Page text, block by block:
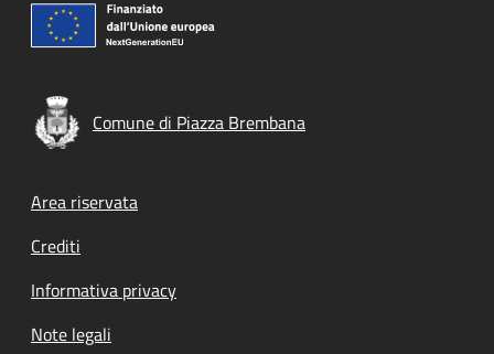
Comune di Piazza Brembana
Footer menu
Area riservata
Crediti
Informativa privacy
Note legali